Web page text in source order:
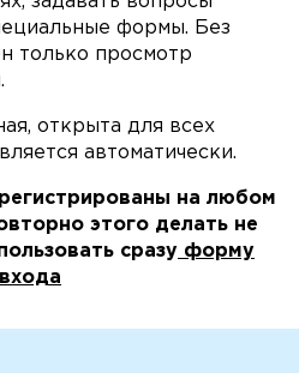
формы. Без
только просмотр
открыта для всех
автоматически.
на любом
этого делать не
сразу форму
входа